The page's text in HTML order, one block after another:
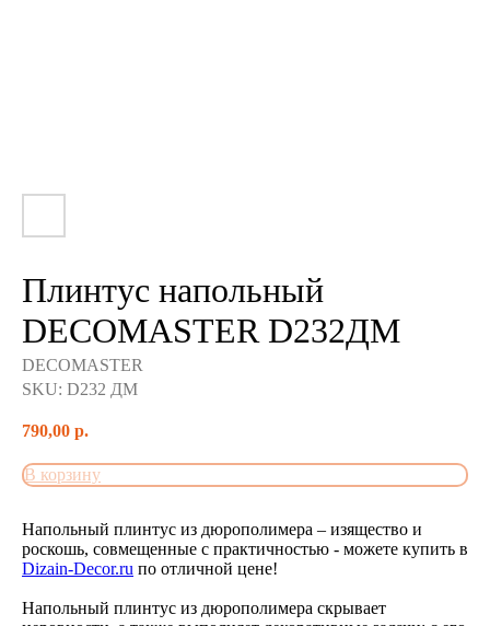
Плинтус напольный
DECOMASTER D232ДМ
DECOMASTER
SKU: D232 ДМ
790,00 р.
В корзину
Напольный плинтус из дюрополимера – изящество и
роскошь, совмещенные с практичностью - можете купить в
Dizain-Decor.ru по отличной цене!
Напольный плинтус из дюрополимера скрывает